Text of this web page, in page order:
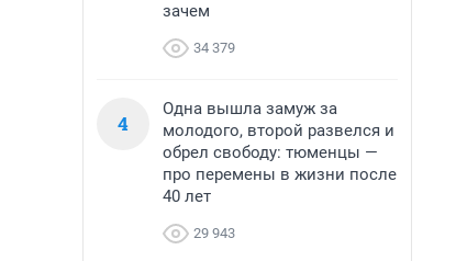
зачем
34 379
4
Одна вышла замуж за
молодого, второй развелся и
обрел свободу: тюменцы —
про перемены в жизни после
40 лет
29 943